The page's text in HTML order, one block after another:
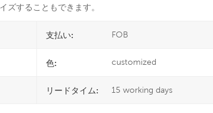
ズすることもできます。
支払い: FOB
色: customized
リードタイム: 15 working days